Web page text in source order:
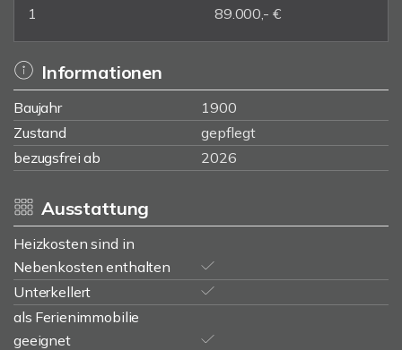
1
89.000,- €
Informationen
Baujahr
1900
Zustand
gepflegt
bezugsfrei ab
2026
Ausstattung
Heizkosten sind in
Nebenkosten enthalten
Unterkellert
als Ferienimmobilie
geeignet